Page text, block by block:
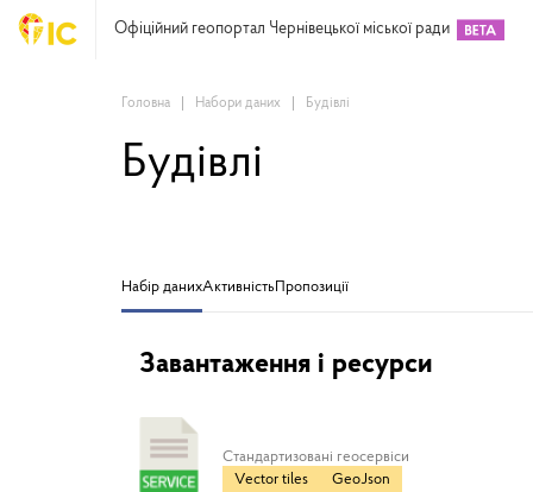
Офіційний геопортал Чернівецької міської ради
Головна Набори даних Будівлі
Будівлі
Набір данихАктивність Пропозиції
Завантаження і ресурси
Cтандартизовані геосервіси
Vector tiles
GeoJson